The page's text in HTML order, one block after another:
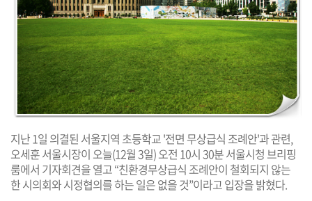
지난 1일 의결된 서울지역 초등학교 '전면 무상급식 조례안'과 관련,
오세훈 서울시장이 오늘(12월 3일) 오전 10시 30분 서울시청 브리핑
룸에서 기자회견을 열고 “친환경무상급식 조례안이 철회되지 않는
한 시의회와 시정협의를 하는 일은 없을 것”이라고 입장을 밝혔다.